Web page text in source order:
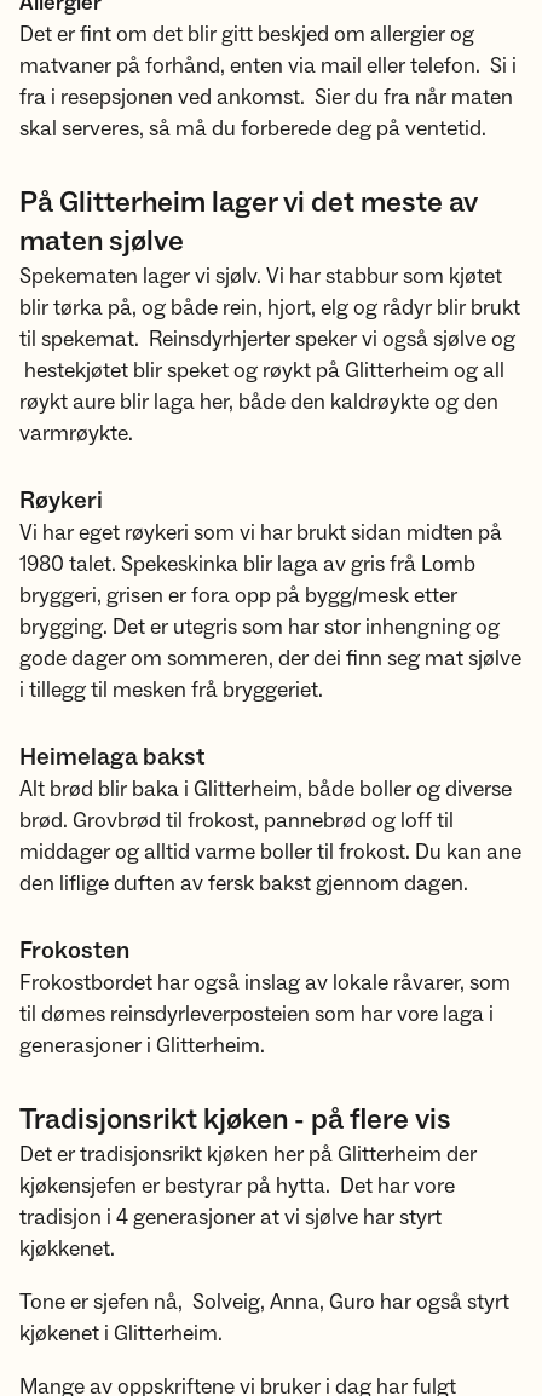
Det er fint om det blir gitt beskjed om allergier og
matvaner på forhånd, enten via mail eller telefon. Si i
fra i resepsjonen ved ankomst. Sier du fra når maten
skal serveres, så må du forberede deg på ventetid.
På Glitterheim lager vi det meste av
maten sjølve
Spekematen lager vi sjølv. Vi har stabbur som kjøtet
blir tørka på, og både rein, hjort, elg og rådyr blir brukt
til spekemat. Reinsdyrhjerter speker vi også sjølve og
hestekjøtet blir speket og røykt på Glitterheim og all
røykt aure blir laga her, både den kaldrøykte og den
varmrøykte.
Røykeri
Vi har eget røykeri som vi har brukt sidan midten på
1980 talet. Spekeskinka blir laga av gris frå Lomb
bryggeri, grisen er fora opp på bygg/mesk etter
brygging. Det er utegris som har stor inhengning og
gode dager om sommeren, der dei finn seg mat sjølve
i tillegg til mesken frå bryggeriet.
Heimelaga bakst
Alt brød blir baka i Glitterheim, både boller og diverse
brød. Grovbrød til frokost, pannebrød og loff til
middager og alltid varme boller til frokost. Du kan ane
den liflige duften av fersk bakst gjennom dagen.
Frokosten
Frokostbordet har også inslag av lokale råvarer, som
til dømes reinsdyrleverposteien som har vore laga i
generasjoner i Glitterheim.
Tradisjonsrikt kjøken - på flere vis
Det er tradisjonsrikt kjøken her på Glitterheim der
kjøkensjefen er bestyrar på hytta. Det har vore
tradisjon i 4 generasjoner at vi sjølve har styrt
kjøkkenet.
Tone er sjefen nå, Solveig, Anna, Guro har også styrt
kjøkenet i Glitterheim.
Mange av oppskriftene vi bruker i dag har fulgt